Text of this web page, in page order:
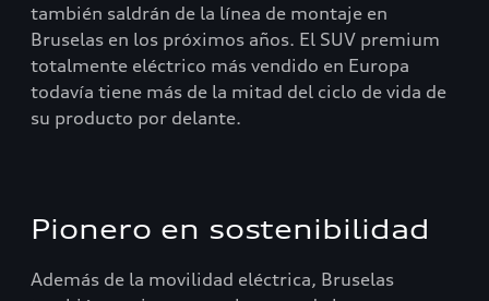
también saldrán de la línea de montaje en
Bruselas en los próximos años. El SUV premium
totalmente eléctrico más vendido en Europa
todavía tiene más de la mitad del ciclo de vida de
su producto por delante.
Pionero en sostenibilidad
Además de la movilidad eléctrica, Bruselas